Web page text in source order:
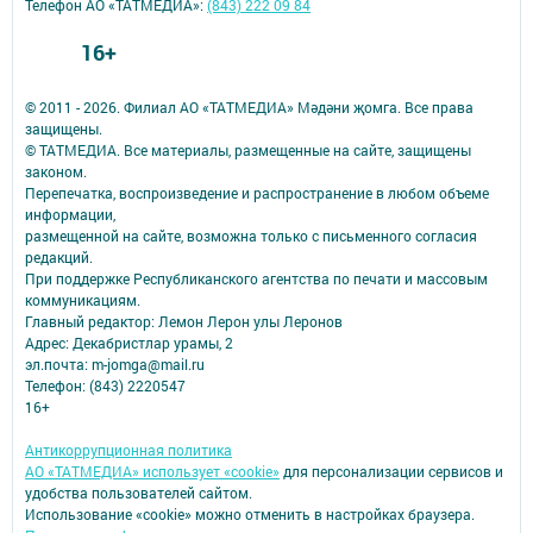
© 2011 - 2026. Филиал АО «ТАТМЕДИА» Мәдәни җомга. Все права
защищены.
© ТАТМЕДИА. Все материалы, размещенные на сайте, защищены
законом.
Перепечатка, воспроизведение и распространение в любом объеме
информации,
размещенной на сайте, возможна только с письменного согласия
редакций.
При поддержке Республиканского агентства по печати и массовым
коммуникациям.
Главный редактор: Лемон Лерон улы Леронов
Адрес: Декабристлар урамы, 2
эл.почта: m-jomga@mail.ru
Телефон: (843) 2220547
16+
Антикоррупционная политика
АО «ТАТМЕДИА» использует «cookie» для персонализации сервисов и
удобства пользователей сайтом.
Использование «cookie» можно отменить в настройках браузера.
Телефон АО «ТАТМЕДИА»:(843) 222 09 84
16+